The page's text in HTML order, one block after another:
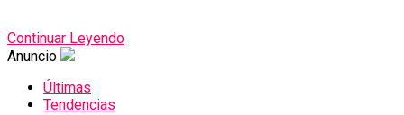
Continuar Leyendo
Anuncio
Últimas
Tendencias